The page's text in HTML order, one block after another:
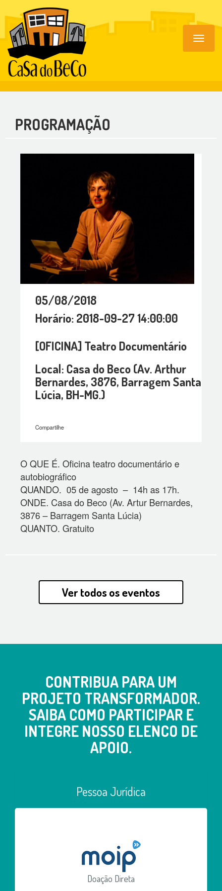
Toggle
PROGRAMAÇÃO
05/08/2018
Horário: 2018-09-27 14:00:00
[OFICINA] Teatro Documentário
Local: Casa do Beco (Av. Arthur
Bernardes, 3876, Barragem Santa
Lúcia, BH-MG.)
Compartilhe
O QUE É. Oficina teatro documentário e
autobiográfico
QUANDO. 05 de agosto – 14h as 17h.
ONDE. Casa do Beco (Av. Artur Bernardes,
3876 – Barragem Santa Lúcia)
QUANTO. Gratuito
Ver todos os eventos
CONTRIBUA PARA UM
PROJETO TRANSFORMADOR.
SAIBA COMO PARTICIPAR E
INTEGRE NOSSO ELENCO DE
APOIO.
Pessoa Jurídica
Doação Direta